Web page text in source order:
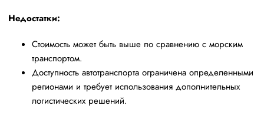
Недостатки:
Стоимость может быть выше по сравнению с морским
транспортом.
Доступность автотранспорта ограничена определенными
регионами и требует использования дополнительных
логистических решений.